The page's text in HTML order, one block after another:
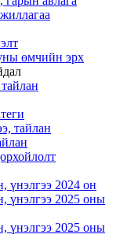
өмчийн эрх
тайлан
үнэлгээ 2024 он
үнэлгээ 2025 оны
үнэлгээ 2025 оны